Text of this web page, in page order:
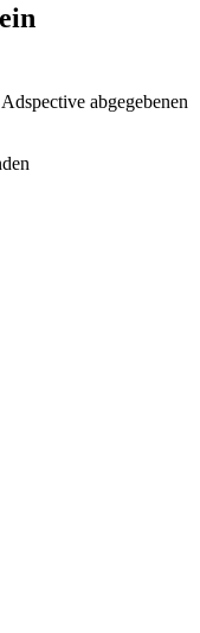
abgegebenen